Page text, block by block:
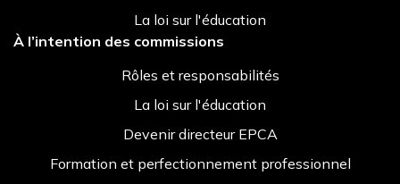
La loi sur l'éducation
À l’intention des commissions
Rôles et responsabilités
La loi sur l'éducation
Devenir directeur EPCA
Formation et perfectionnement professionnel